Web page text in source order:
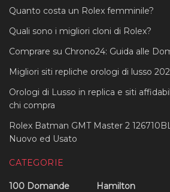
Quanto costa un Rolex femminile?
Quali sono i migliori cloni di Rolex?
Comprare su Chrono24: Guida alle
Migliori siti repliche orologi di lusso
Orologi di Lusso in replica e siti
chi compra
Rolex Batman GMT Master 2
Nuovo ed Usato
CATEGORIE
100 Domande
Hamilton